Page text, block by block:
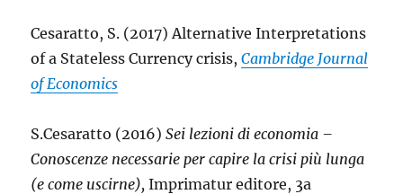
Cesaratto, S. (2017) Alternative Interpretations
of a Stateless Currency crisis,Cambridge Journal
of Economics
S.Cesaratto (2016)Sei lezioni di economia –
Conoscenze necessarie per capire la crisi più lunga
(e come uscirne),Imprimatur editore, 3a